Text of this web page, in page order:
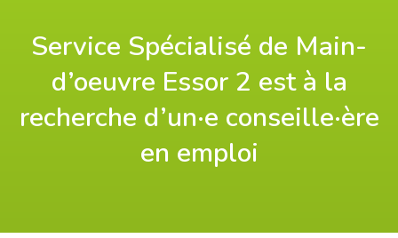
Service Spécialisé de Main-
d’oeuvre Essor 2 est à la
recherche d’un·e conseille·ère
en emploi